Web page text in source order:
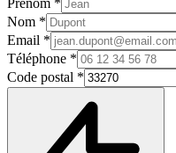
Prénom *
Nom *
Email *
Téléphone *
Code postal *